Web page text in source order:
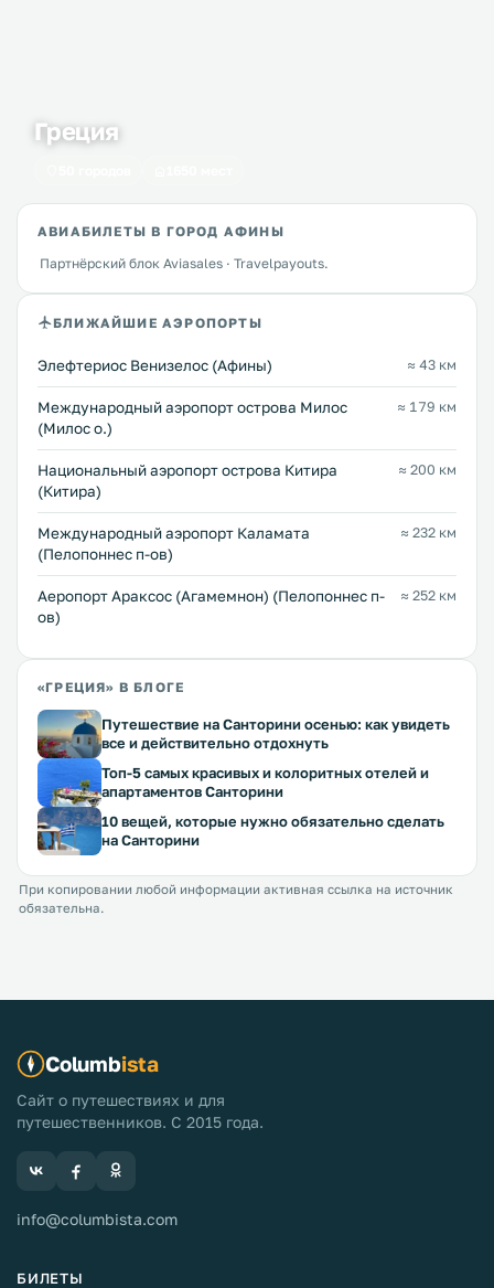
Греция
АВИАБИЛЕТЫ В ГОРОД АФИНЫ
Партнёрский блок Aviasales · Travelpayouts.
БЛИЖАЙШИЕ АЭРОПОРТЫ
Элефтериос Венизелос (Афины) ≈ 43 км
Междунарoдный аэропорт острова Милос
(Милос о.)
≈ 179 км
Национальный аэропорт острова Китира
(Китира)
≈ 200 км
Международный аэропорт Каламата
(Пелопоннес п-ов)
≈ 232 км
Аеропорт Араксос (Агамемнон) (Пелопоннес п-
ов)
≈ 252 км
«ГРЕЦИЯ» В БЛОГЕ
Путешествие на Санторини осенью: как увидеть
все и действительно отдохнуть
Топ-5 самых красивых и колоритных отелей и
апартаментов Санторини
10 вещей, которые нужно обязательно сделать
на Санторини
При копировании любой информации активная ссылка на источник
обязательна.
Columbista
Сайт о путешествиях и для
путешественников. С 2015 года.
info@columbista.com
БИЛЕТЫ